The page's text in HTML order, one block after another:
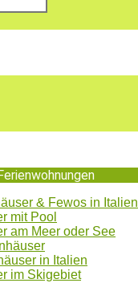
& Fewos in Italien
mit Pool
am Meer oder See
in Italien
im Skigebiet